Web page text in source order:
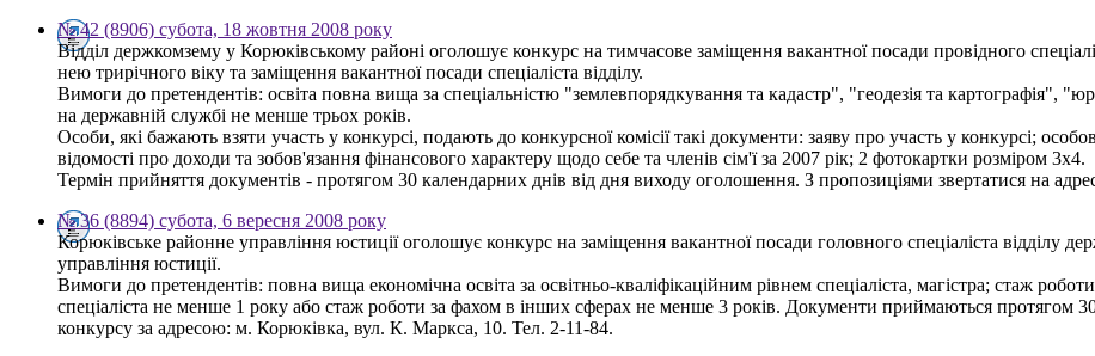
№ 42 (8906) субота, 18 жовтня 2008 року
Відділ держкомзему у Корюківському районі оголошує конкурс на тимчасове заміщення вакантної посади провідного
нею трирічного віку та заміщення вакантної посади спеціаліста відділу.
Вимоги до претендентів: освіта повна вища за спеціальністю "землевпорядкування та кадастр", "геодезія та картографія",
на державній службі не менше трьох років.
Особи, які бажають взяти участь у конкурсі, подають до конкурсної комісії такі документи: заяву про участь у конкурсі;
відомості про доходи та зобов'язання фінансового характеру щодо себе та членів сім'ї за 2007 рік; 2 фотокартки розміром 3х4.
Термін прийняття документів - протягом 30 календарних днів від дня виходу оголошення. З пропозиціями звертатися на
№ 36 (8894) субота, 6 вересня 2008 року
Корюківське районне управління юстиції оголошує конкурс на заміщення вакантної посади головного спеціаліста відділу
управління юстиції.
Вимоги до претендентів: повна вища економічна освіта за освітньо-кваліфікаційним рівнем спеціаліста, магістра; стаж
спеціаліста не менше 1 року або стаж роботи за фахом в інших сферах не менше 3 років. Документи приймаються протягом
конкурсу за адресою: м. Корюківка, вул. К. Маркса, 10. Тел. 2-11-84.